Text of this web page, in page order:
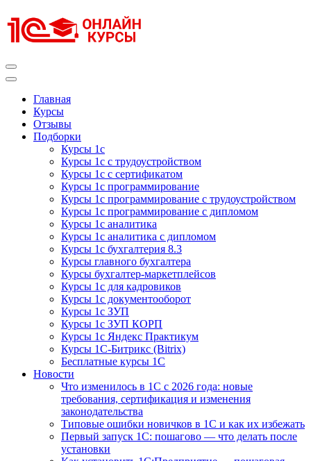
к
содержимому
Главная
Курсы
Отзывы
Подборки
Курсы 1с
Курсы 1с с трудоустройством
Курсы 1с с сертификатом
Курсы 1с программирование
Курсы 1с программирование с трудоустройством
Курсы 1с программирование с дипломом
Курсы 1с аналитика
Курсы 1с аналитика с дипломом
Курсы 1с бухгалтерия 8.3
Курсы главного бухгалтера
Курсы бухгалтер-маркетплейсов
Курсы 1с для кадровиков
Курсы 1с документооборот
Курсы 1с ЗУП
Курсы 1с ЗУП КОРП
Курсы 1с Яндекс Практикум
Курсы 1С-Битрикс (Bitrix)
Бесплатные курсы 1С
Новости
Что изменилось в 1С с 2026 года: новые
требования, сертификация и изменения
законодательства
Типовые ошибки новичков в 1С и как их избежать
Первый запуск 1С: пошагово — что делать после
установки